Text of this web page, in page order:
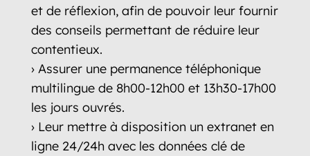
et de réflexion, afin de pouvoir leur fournir
des conseils permettant de réduire leur
contentieux.
› Assurer une permanence téléphonique
multilingue de 8h00-12h00 et 13h30-17h00
les jours ouvrés.
› Leur mettre à disposition un extranet en
ligne 24/24h avec les données clé de